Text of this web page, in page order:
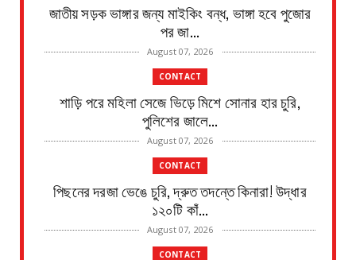
জাতীয় সড়ক ভাঙ্গার জন্য মাইকিং বন্ধ, ভাঙ্গা হবে পুজোর
পর জা...
August 07, 2026
CONTACT
শাড়ি পরে মহিলা সেজে ভিড়ে মিশে সোনার হার চুরি,
পুলিশের জালে...
August 07, 2026
CONTACT
পিছনের দরজা ভেঙে চুরি, দ্রুত তদন্তে কিনারা! উদ্ধার
১২০টি কাঁ...
August 07, 2026
CONTACT